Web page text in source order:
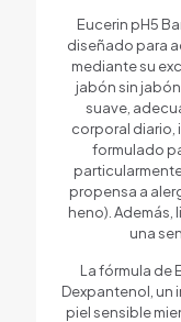
Eucerin pH5
diseñado para
mediante su
jabón sin
suave,
corporal diario,
formulado
propensa a
heno).
una
La fórmula de
Dexpantenol, un
piel sensible